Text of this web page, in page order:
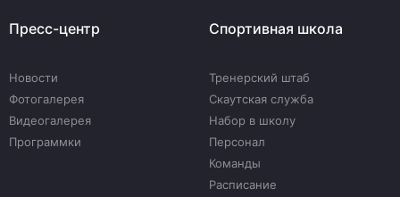
Пресс-центр
Новости
Фотогалерея
Видеогалерея
Программки
Спортивная школа
Тренерский штаб
Скаутская служба
Набор в школу
Персонал
Команды
Расписание